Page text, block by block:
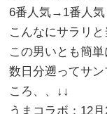
6番人気→1番人
こんなにサラリと
この男いとも簡
数日分遡ってサ
ころ、、↓↓
うまコラボ：12